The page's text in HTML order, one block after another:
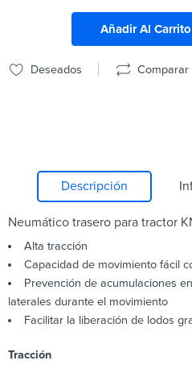
Añadir Al Carrito
Deseados Comparar
Descripción
Neumático trasero para tractor
Alta tracción
Capacidad de movimiento fácil
Prevención de acumulaciones
laterales durante el movimiento
Facilitar la liberación de lodos
Tracción